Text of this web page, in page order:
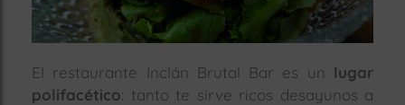
El restaurante Inclán Brutal Bar es un lugar
polifacético: tanto te sirve ricos desayunos a